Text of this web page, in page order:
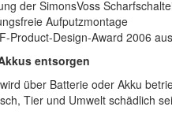
der SimonsVoss
Aufputzmontage
Product-Design-Award 2006
entsorgen
über Batterie oder Akku
Tier und Umwelt schädlich